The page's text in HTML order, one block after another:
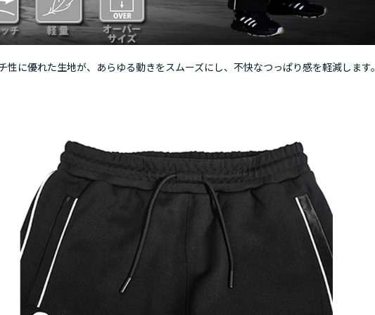
性に優れた生地が、あらゆる動きをスムーズにし、不快なつっぱり感を軽減します。